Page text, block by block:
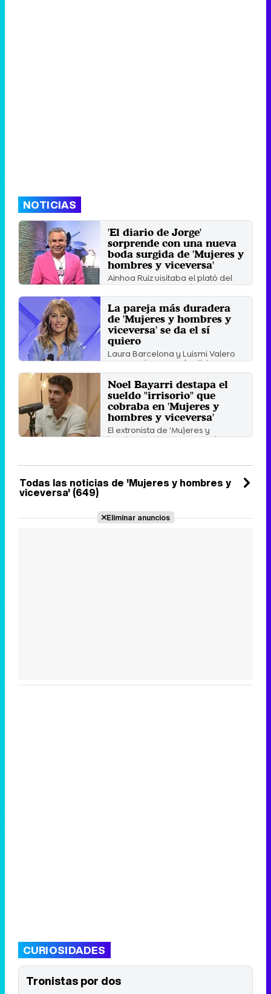
NOTICIAS
'El diario de Jorge'
sorprende con una nueva
boda surgida de 'Mujeres y
hombres y viceversa'
Ainhoa Ruiz visitaba el plató del
programa para ayudar a su
amigo a buscar pareja, ...
Viernes 16 Agosto 2024 18:11
La pareja más duradera
de 'Mujeres y hombres y
viceversa' se da el sí
quiero
Laura Barcelona y Luismi Valero
se conocieron en el extinto
programa de citas de Mediaset ...
Lunes 5 Agosto 2024 16:19
Noel Bayarri destapa el
sueldo "irrisorio" que
cobraba en 'Mujeres y
hombres y viceversa'
El extronista de 'Mujeres y
hombres y viceversa' revela
Todas las noticias de 'Mujeres y hombres y
viceversa' (649)
Eliminar anuncios
CURIOSIDADES
Tronistas por dos